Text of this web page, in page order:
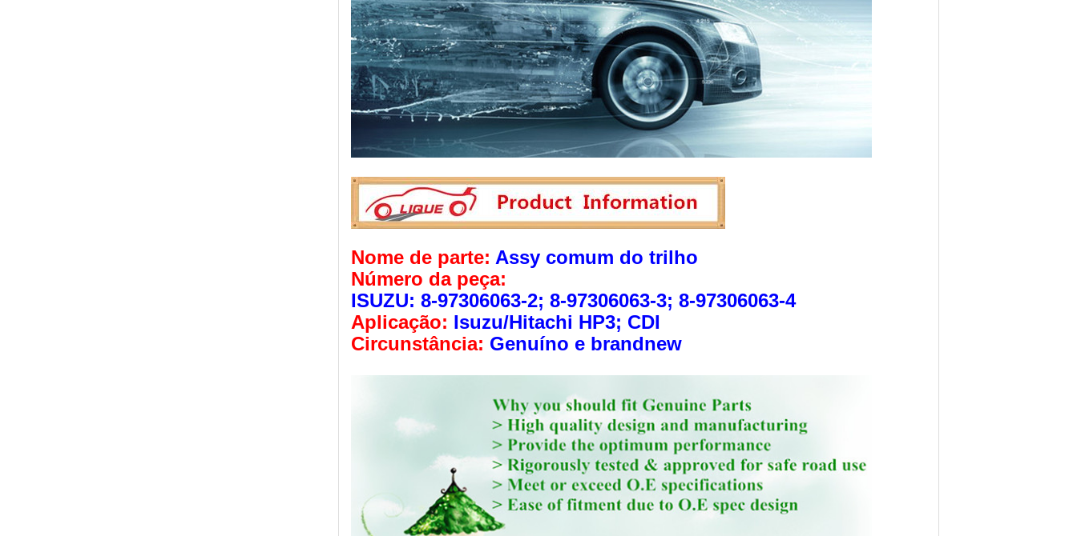
Nome de parte: Assy comum do trilho
Número da peça:
ISUZU: 8-97306063-2; 8-97306063-3; 8-97306063-4
Aplicação: Isuzu/Hitachi HP3; CDI
Circunstância: Genuíno e brandnew